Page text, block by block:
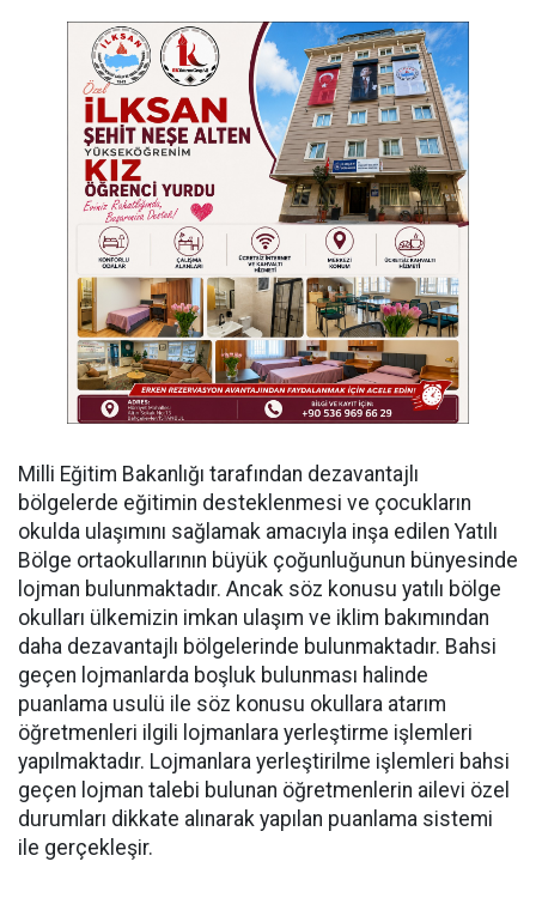
Milli Eğitim Bakanlığı tarafından dezavantajlı
bölgelerde eğitimin desteklenmesi ve çocukların
okulda ulaşımını sağlamak amacıyla inşa edilen Yatılı
Bölge ortaokullarının büyük çoğunluğunun bünyesinde
lojman bulunmaktadır. Ancak söz konusu yatılı bölge
okulları ülkemizin imkan ulaşım ve iklim bakımından
daha dezavantajlı bölgelerinde bulunmaktadır. Bahsi
geçen lojmanlarda boşluk bulunması halinde
puanlama usulü ile söz konusu okullara atarım
öğretmenleri ilgili lojmanlara yerleştirme işlemleri
yapılmaktadır. Lojmanlara yerleştirilme işlemleri bahsi
geçen lojman talebi bulunan öğretmenlerin ailevi özel
durumları dikkate alınarak yapılan puanlama sistemi
ile gerçekleşir.